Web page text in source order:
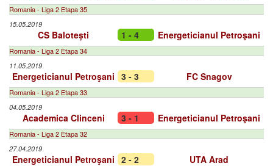
Romania - Liga 2 Etapa 35
15.05.2019
CS Balotești 1 - 4 Energeticianul Petroşani
Romania - Liga 2 Etapa 34
11.05.2019
Energeticianul Petroşani 3 - 3 FC Snagov
Romania - Liga 2 Etapa 33
04.05.2019
Academica Clinceni 3 - 1 Energeticianul Petroşani
Romania - Liga 2 Etapa 32
27.04.2019
Energeticianul Petroşani 2 - 2 UTA Arad